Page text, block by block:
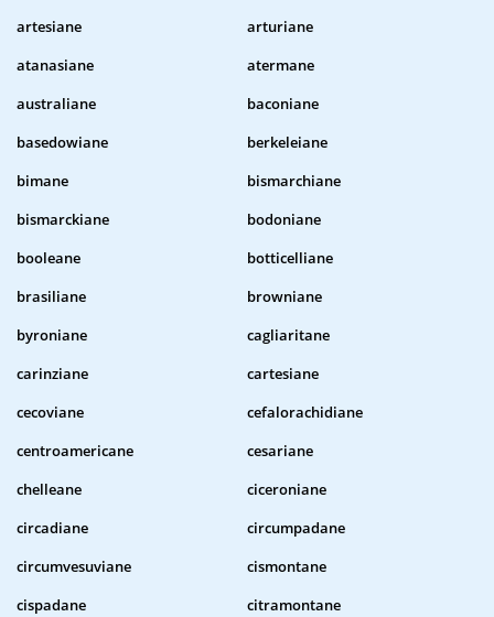
artesiane
arturiane
atanasiane
atermane
australiane
baconiane
basedowiane
berkeleiane
bimane
bismarchiane
bismarckiane
bodoniane
booleane
botticelliane
brasiliane
browniane
byroniane
cagliaritane
carinziane
cartesiane
cecoviane
cefalorachidiane
centroamericane
cesariane
chelleane
ciceroniane
circadiane
circumpadane
circumvesuviane
cismontane
cispadane
citramontane